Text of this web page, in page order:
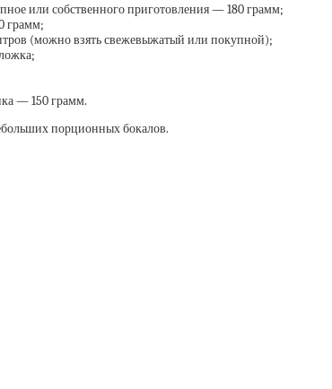
или собственного приготовления — 180 грамм;
грамм;
(можно взять свежевыжатый или покупной);
— 150 грамм.
порционных бокалов.